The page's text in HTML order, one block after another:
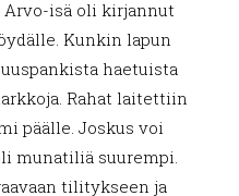
isä oli kirjannut
Kunkin lapun
haetuista
Rahat laitettiin
päälle. Joskus voi
munatiliä suurempi.
tilitykseen ja